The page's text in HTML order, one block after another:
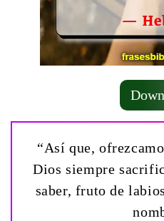
“Así que,
Dios siempre
saber, fruto de